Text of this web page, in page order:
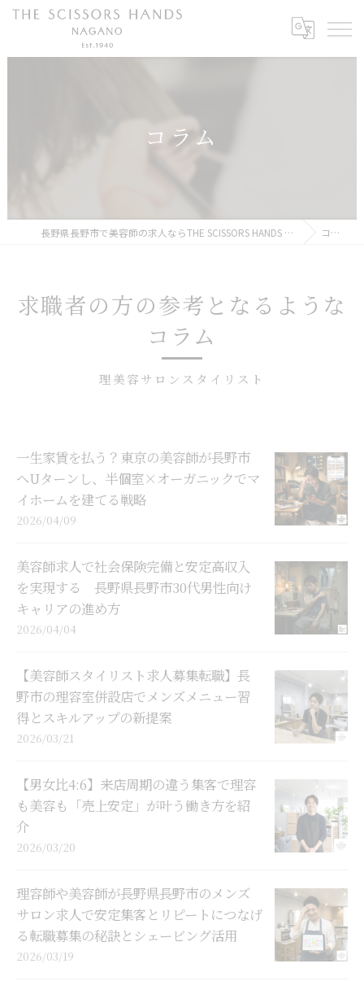
コラム
長野県長野市で美容師の求人ならTHE SCISSORS HANDS NAGANO コラム
求職者の方の参考となるような
コラム
理美容サロンスタイリスト
一生家賃を払う？東京の美容師が長野市
へUターンし、半個室×オーガニックでマ
イホームを建てる戦略
2026/04/09
美容師求人で社会保険完備と安定高収入
を実現する 長野県長野市30代男性向け
キャリアの進め方
2026/04/04
【美容師スタイリスト求人募集転職】長
野市の理容室併設店でメンズメニュー習
得とスキルアップの新提案
2026/03/21
【男女比4:6】来店周期の違う集客で理容
も美容も「売上安定」が叶う働き方を紹
介
2026/03/20
理容師や美容師が長野県長野市のメンズ
サロン求人で安定集客とリピートにつなげ
る転職募集の秘訣とシェービング活用
2026/03/19